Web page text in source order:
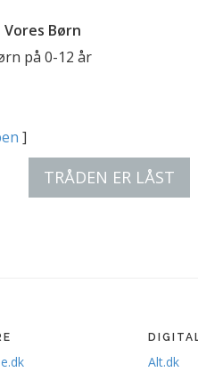
Børn
på 0-12 år
]
TRÅDEN ER LÅST
Alt.dk